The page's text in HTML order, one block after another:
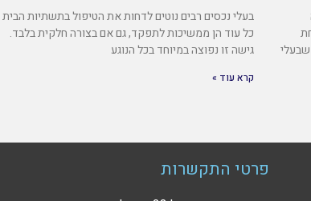
בעלי נכסים רבים נוטים לדחות את הטיפול בתשתיות הבית
כל עוד הן ממשיכות לתפקד, גם אם בצורה חלקית בלבד.
גישה זו נפוצה במיוחד בכל הנוגע
קרא עוד »
פרטי התקשרות